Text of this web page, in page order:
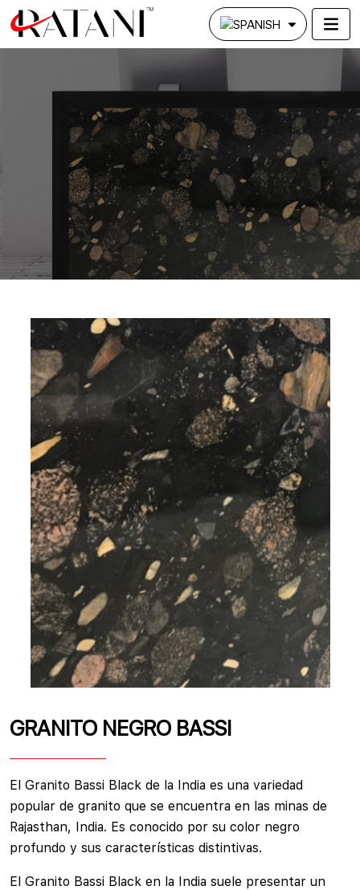
GRANITO NEGRO BASSI
El Granito Bassi Black de la India es una variedad
popular de granito que se encuentra en las minas de
Rajasthan, India. Es conocido por su color negro
profundo y sus características distintivas.
El Granito Bassi Black en la India suele presentar un